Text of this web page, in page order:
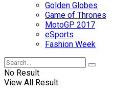
Golden Globes
Game of Thrones
MotoGP 2017
eSports
Fashion Week
No Result
View All Result